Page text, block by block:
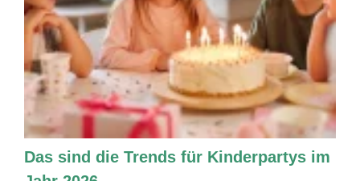
Das sind die Trends für Kinderpartys im